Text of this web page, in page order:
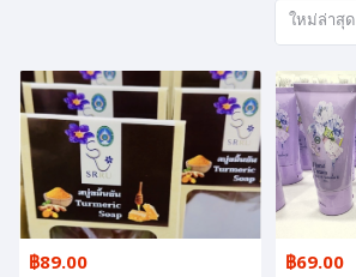
ใหม่ล่าสุด
฿89.00 ฿69.00